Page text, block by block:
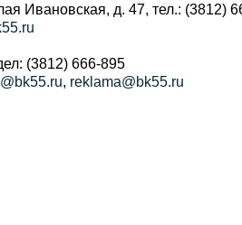
Ивановская, д. 47, тел.: (3812)
(3812) 666-895
, reklama@bk55.ru